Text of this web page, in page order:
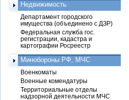
Недвижимость
Департамент городского
имущества (объединено с ДЗР)
Федеральная служба гос.
регистрации, кадастра и
картографии Росреестр
Минобороны РФ, МЧС
Военкоматы
Военные комендатуры
Территориальные отделы
надзорной деятельности МЧС